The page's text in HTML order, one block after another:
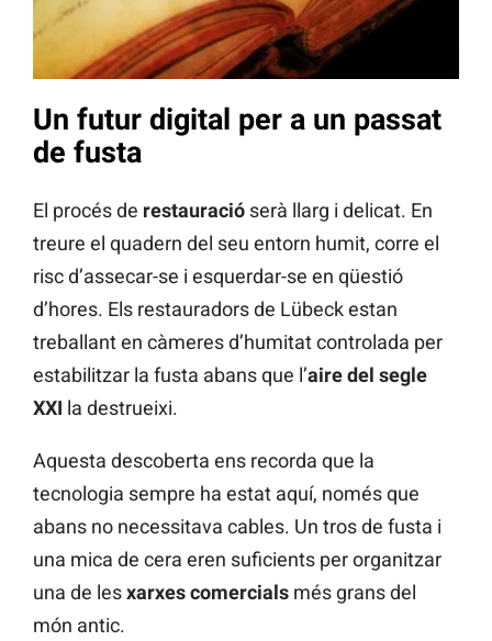
Un futur digital per a un passat
de fusta
El procés de restauració serà llarg i delicat. En
treure el quadern del seu entorn humit, corre el
risc d’assecar-se i esquerdar-se en qüestió
d’hores. Els restauradors de Lübeck estan
treballant en càmeres d’humitat controlada per
estabilitzar la fusta abans que l’aire del segle
XXI la destrueixi.
Aquesta descoberta ens recorda que la
tecnologia sempre ha estat aquí, només que
abans no necessitava cables. Un tros de fusta i
una mica de cera eren suficients per organitzar
una de lesxarxes comercials més grans del
món antic.